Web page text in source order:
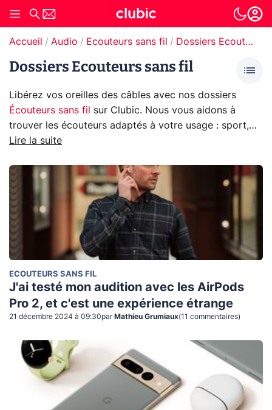
Accueil Audio Ecouteurs sans fil Dossiers Ecouteurs sans fil
Dossiers Ecouteurs sans fil
Libérez vos oreilles des câbles avec nos dossiers
Écouteurs sans fil
sur Clubic. Nous vous aidons à
trouver les écouteurs adaptés à votre usage : sport,
appels, musique ou nomadisme. Autonomie, confort,
savoir avant de choisir.
Lire la suite
ECOUTEURS SANS FIL
J'ai testé mon audition avec les AirPods
Pro 2, et c'est une expérience étrange
21 décembre 2024 à 09:30par Mathieu Grumiaux(11 commentaires)